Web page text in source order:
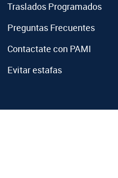
Traslados Programados
Preguntas Frecuentes
Contactate con PAMI
Evitar estafas